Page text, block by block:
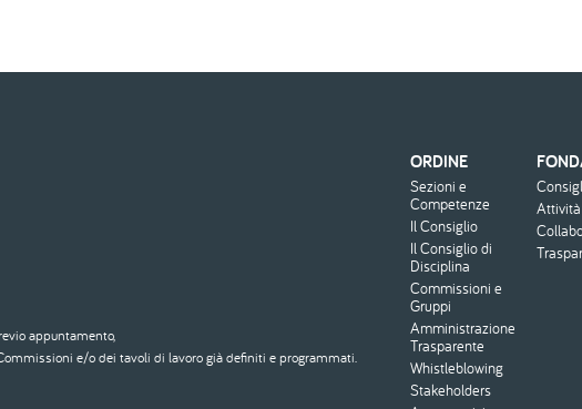
appuntamento,
e/o dei tavoli di lavoro già definiti e programmati.
Menu
footer
ORDINE
Sezioni e
Competenze
Il Consiglio
Il Consiglio di
Disciplina
Commissioni e
Gruppi
Amministrazione
Trasparente
Whistleblowing
Stakeholders
Attività